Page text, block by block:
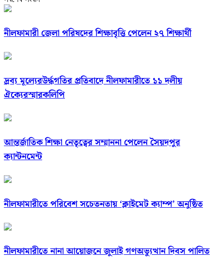
নীলফামারী জেলা পরিষদের শিক্ষাবৃত্তি পেলেন ২৭ শিক্ষার্থী
দ্রব্য মূল্যেরউর্দ্ধগতির প্রতিবাদে নীলফামারীতে ১১ দলীয়
ঐক্যেরস্মারকলিপি
আন্তর্জাতিক শিক্ষা নেতৃত্বের সম্মাননা পেলেন সৈয়দপুর
ক্যান্টনমেন্ট
নীলফামারীতে পরিবেশ সচেতনতায় ‘ক্লাইমেট ক্যাম্প’ অনুষ্ঠিত
নীলফামারীতে নানা আয়োজনে জুলাই গণঅভ্যুত্থান দিবস পালিত